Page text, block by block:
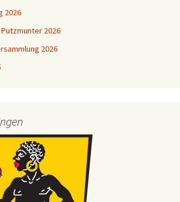
2026
2026
2026